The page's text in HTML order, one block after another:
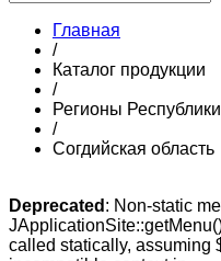
Главная
/
Каталог продукции
/
Регионы
/
Согдийская область
Deprecated : Non-static
called statically, assuming